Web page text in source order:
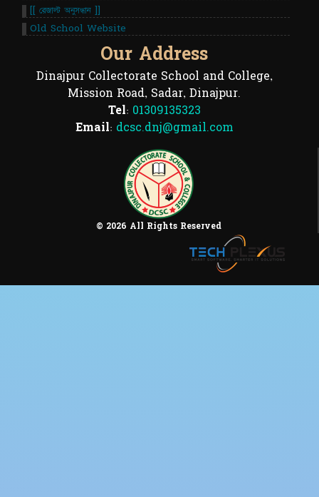
© 2026 All Rights Reserved
Our Address
Dinajpur Collectorate School and College,
Mission Road, Sadar, Dinajpur.
Tel: 01309135323
Email: dcsc.dnj@gmail.com
[[ রেজাল্ট অনুসন্ধান ]]
Old School Website